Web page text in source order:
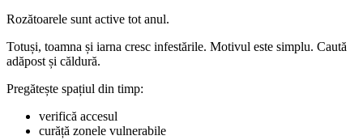
Rozătoarele sunt active tot anul.
Totuși, toamna și iarna cresc infestările. Motivul este simplu. Caută
adăpost și căldură.
Pregătește spațiul din timp:
verifică accesul
curăță zonele vulnerabile